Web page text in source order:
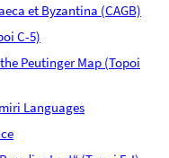
et Byzantina (CAGB)
C-5)
Peutinger Map (Topoi
Languages